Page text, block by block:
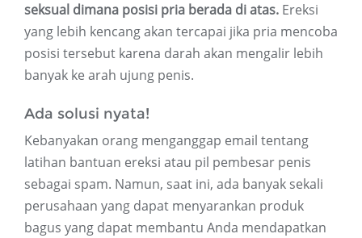
seksual dimana posisi pria berada di atas. Ereksi
yang lebih kencang akan tercapai jika pria mencoba
posisi tersebut karena darah akan mengalir lebih
banyak ke arah ujung penis.
Ada solusi nyata!
Kebanyakan orang menganggap email tentang
latihan bantuan ereksi atau pil pembesar penis
sebagai spam. Namun, saat ini, ada banyak sekali
perusahaan yang dapat menyarankan produk
bagus yang dapat membantu Anda mendapatkan